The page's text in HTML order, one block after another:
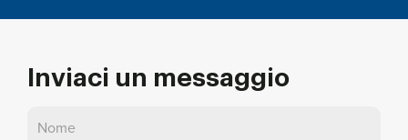
Inviaci un messaggio
Contatto